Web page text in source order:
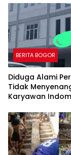
BERITA BOGOR
Diduga Alami
Tidak
Karyawan
Dipermalukan
Rekan Kerja